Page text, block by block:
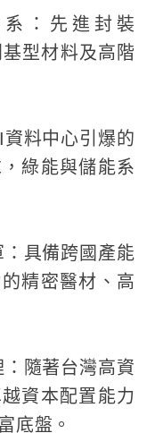
：先進封裝
型材料及高階
料中心引爆的
綠能與儲能系
具備跨國產能
精密醫材、高
隨著台灣高資
資本配置能力
底盤。